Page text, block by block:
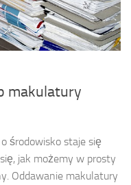
makulatury
środowisko staje się
jak możemy w prosty
Oddawanie makulatury